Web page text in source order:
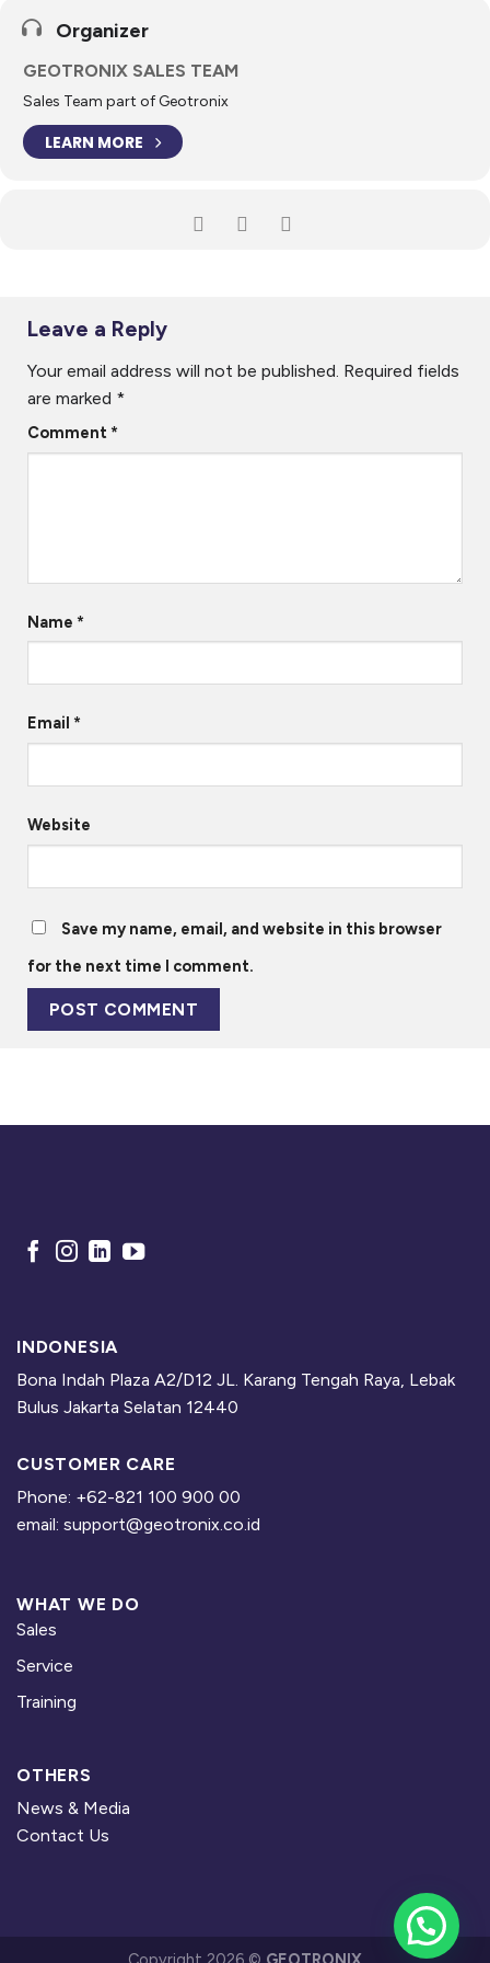
Organizer
GEOTRONIX SALES TEAM
Sales Team part of Geotronix
LEARN MORE
Leave a Reply
Your email address will not be published. Required fields
are marked *
Comment*
Name *
Email *
Website
Save my name, email, and website in this browser
for the next time I comment.
INDONESIA
Bona Indah Plaza A2/D12 JL. Karang Tengah Raya, Lebak
Bulus Jakarta Selatan 12440
CUSTOMER CARE
Phone: +62-821 100 900 00
email: support@geotronix.co.id
WHAT WE DO
Sales
Service
Training
OTHERS
News & Media
Contact Us